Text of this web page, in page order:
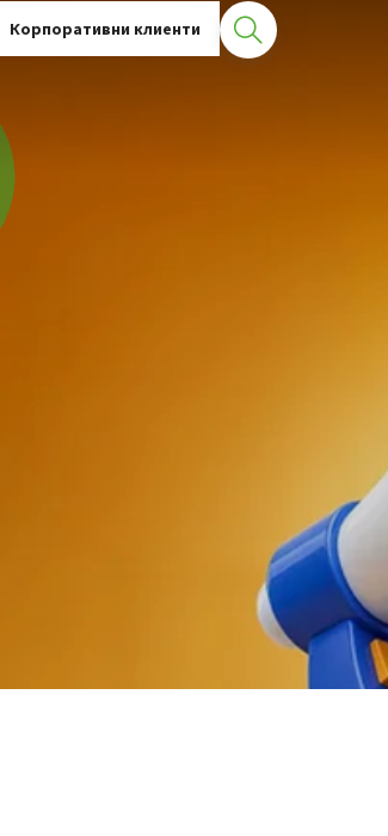
Корпоративни клиенти